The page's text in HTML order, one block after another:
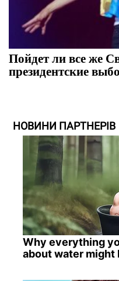
Пойдет ли все же
президентские
НОВИНИ ПАРТНЕРІВ
Why everything
about water might